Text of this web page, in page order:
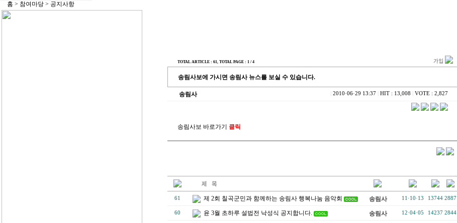
홈 > 참여마당 > 공지사항
TOTAL ARTICLE : 61, TOTAL PAGE : 1 / 4
송림사보에 가시면 송림사 뉴스를 보실 수 있습니다.
송림사 2010·06·29 13:37 HIT : 13,008 VOTE : 2,827
송림사보 바로가기 클릭
61 제 2회 칠곡군민과 함께하는 송림사 행복나눔 음악회 송림사 11·10·13 13744 2887
60 윤 3월 초하루 설법전 낙성식 공지합니다. 송림사 12·04·05 14237 2844